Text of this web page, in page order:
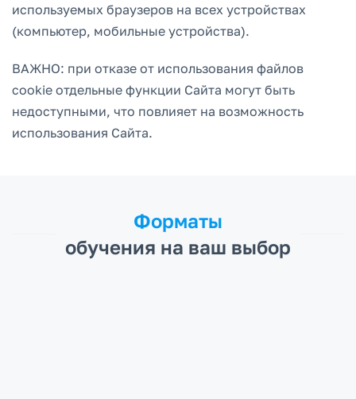
используемых браузеров на всех устройствах
(компьютер, мобильные устройства).
ВАЖНО: при отказе от использования файлов
cookie отдельные функции Сайта могут быть
недоступными, что повлияет на возможность
использования Сайта.
Форматы
обучения на ваш выбор